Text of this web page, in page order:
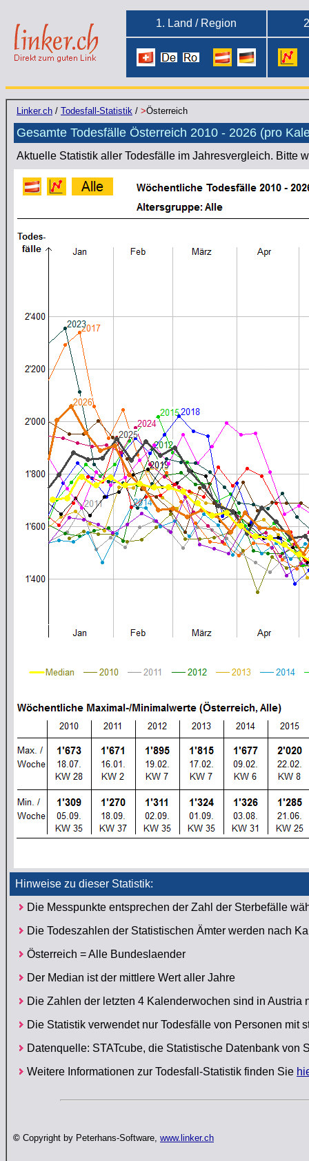
1. Land / Region
Linker.ch / Todesfall-Statistik / >Österreich
Gesamte Todesfälle Österreich 2010 - 2026 (pro
Aktuelle Statistik aller Todesfälle im Jahresvergleich. Bitte
Hinweise zu dieser Statistik:
Die Messpunkte entsprechen der Zahl der Sterbefälle
Die Todeszahlen der Statistischen Ämter werden nach
Österreich = Alle Bundeslaender
Der Median ist der mittlere Wert aller Jahre
Die Zahlen der letzten 4 Kalenderwochen sind in Austria
Die Statistik verwendet nur Todesfälle von Personen mit
Datenquelle: STATcube, die Statistische Datenbank von
Weitere Informationen zur Todesfall-Statistik finden Sie
© Copyright by Peterhans-Software, www.linker.ch